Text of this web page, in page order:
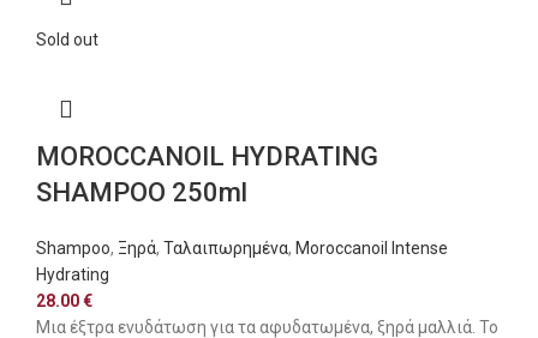
Sold out
MOROCCANOIL HYDRATING
SHAMPOO 250ml
Shampoo, Ξηρά, Ταλαιπωρημένα, Moroccanoil Intense
Hydrating
28.00€
Μια έξτρα ενυδάτωση για τα αφυδατωμένα, ξηρά μαλλιά. Το